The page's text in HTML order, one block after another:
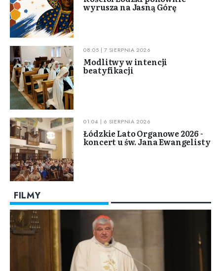
wyrusza na Jasną Górę
08:05 | 7 SIERPNIA 2026
Modlitwy w intencji
beatyfikacji
01:04 | 6 SIERPNIA 2026
Łódzkie Lato Organowe 2026 -
koncert u św. Jana Ewangelisty
FILMY